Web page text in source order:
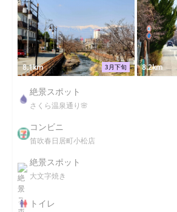
3月下旬
8.1km 8.2km
絶景スポット
さくら温泉通り🌸
コンビニ
笛吹春日居町小松店
絶景スポット
大文字焼き
トイレ